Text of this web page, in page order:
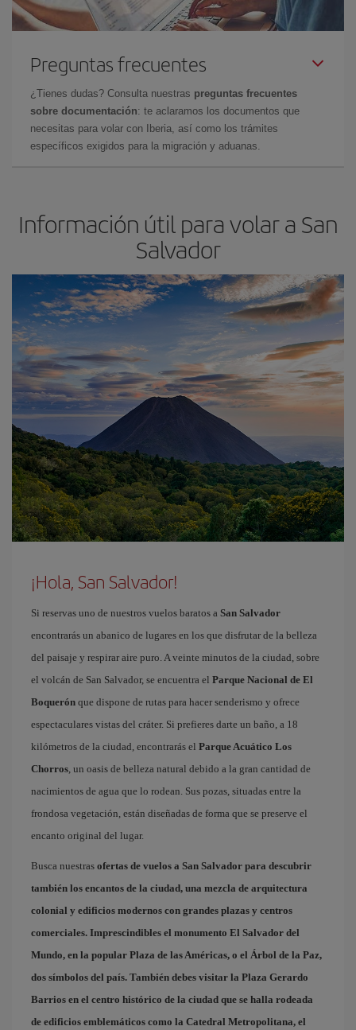
Preguntas frecuentes
¿Tienes dudas? Consulta nuestras preguntas frecuentes
sobre documentación: te aclaramos los documentos que
necesitas para volar con Iberia, así como los trámites
específicos exigidos para la migración y aduanas.
Información útil para volar a San
Salvador
¡Hola, San Salvador!
Si reservas uno de nuestros vuelos baratos a San Salvador
encontrarás un abanico de lugares en los que disfrutar de la belleza
del paisaje y respirar aire puro. A veinte minutos de la ciudad, sobre
el volcán de San Salvador, se encuentra el Parque Nacional de El
Boquerón que dispone de rutas para hacer senderismo y ofrece
espectaculares vistas del cráter. Si prefieres darte un baño, a 18
kilómetros de la ciudad, encontrarás el Parque Acuático Los
Chorros, un oasis de belleza natural debido a la gran cantidad de
nacimientos de agua que lo rodean. Sus pozas, situadas entre la
frondosa vegetación, están diseñadas de forma que se preserve el
encanto original del lugar.
Busca nuestras ofertas de vuelos a San Salvador para descubrir
también los encantos de la ciudad, una mezcla de arquitectura
colonial y edificios modernos con grandes plazas y centros
comerciales. Imprescindibles el monumento El Salvador del
Mundo, en la popular Plaza de las Américas, o el Árbol de la Paz,
dos símbolos del país. También debes visitar la Plaza Gerardo
Barrios en el centro histórico de la ciudad que se halla rodeada
de edificios emblemáticos como la Catedral Metropolitana, el